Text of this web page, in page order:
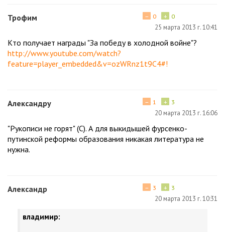
Трофим + 0
− 0
25 марта 2013 г. 10:41
Кто получает награды "За победу в холодной войне"?
http://www.youtube.com/watch?
feature=player_embedded&v=ozWRnz1t9C4#!
Александру + 3
− 1
20 марта 2013 г. 16:06
"Рукописи не горят" (С). А для выкидышей фурсенко-
путинской реформы образования никакая литература не
нужна.
Александр + 3
− 3
20 марта 2013 г. 10:31
владимир: